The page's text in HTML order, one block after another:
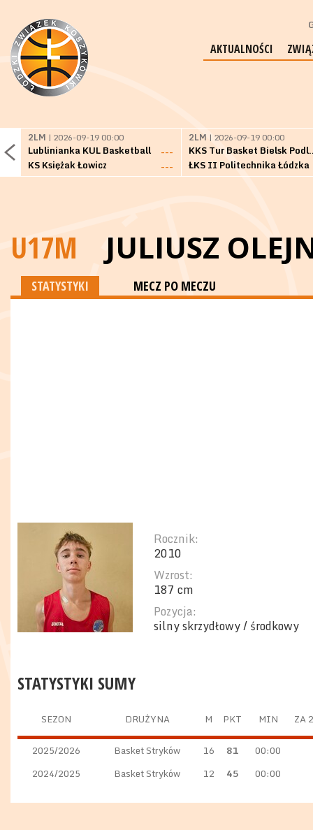
AKTUALNOŚCI
2LM | 2026-09-19 00:00
Lublinianka KUL Basketball
---
KS Księżak Łowicz
---
2LM | 2026-09-19 00:00
KKS Tur
ŁKS II Politechnika Łódzka
U17M JULIUSZ
STATYSTYKI MECZ PO MECZU
Rocznik:
2010
Wzrost:
187 cm
Pozycja:
silny skrzydłowy / środkowy
STATYSTYKI SUMY
SEZON DRUŻYNA M PKT MIN ZA 2
2025/2026 Basket Stryków 16 81
00:00
2024/2025
Basket Stryków 12 45 00:00